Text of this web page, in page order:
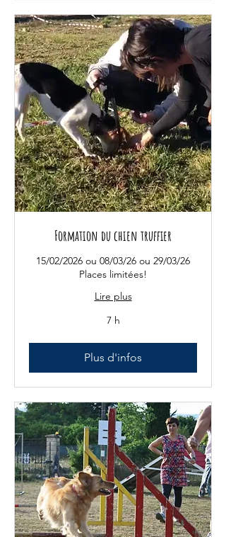
Formation du chien truffier
15/02/2026 ou 08/03/26 ou 29/03/26
Places limitées!
Lire plus
7 h
Plus d'infos